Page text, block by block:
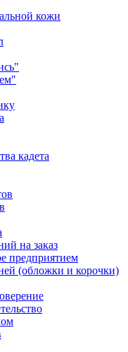
кожи
кадета
на заказ
предприятием
(обложки и корочки)